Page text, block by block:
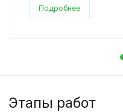
Подробнее
Этапы работ